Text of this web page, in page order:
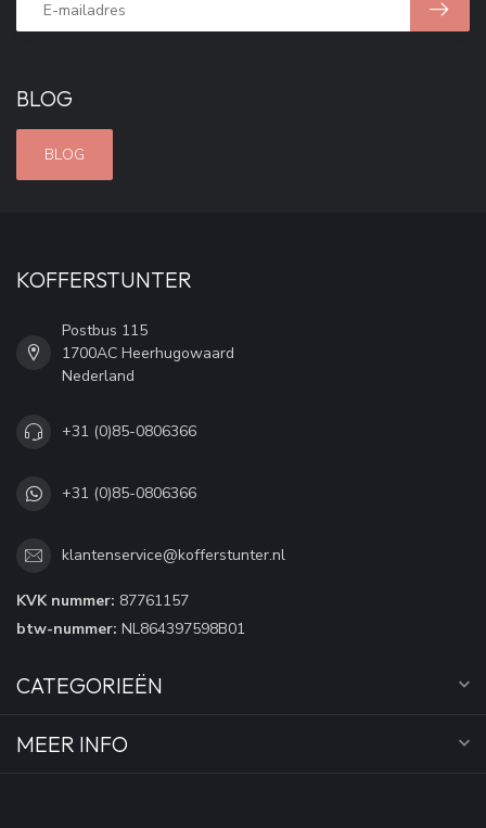
BLOG
BLOG
KOFFERSTUNTER
Postbus 115
1700AC Heerhugowaard
Nederland
+31 (0)85-0806366
+31 (0)85-0806366
klantenservice@kofferstunter.nl
KVK nummer: 87761157
btw-nummer: NL864397598B01
CATEGORIEËN
MEER INFO